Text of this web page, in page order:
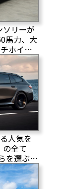
ソリーが
馬力、大
ホイー
両論を
人気を
の全て
を選ぶ？
・